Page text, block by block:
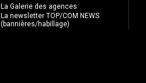
La Galerie des agences
La newsletter TOP/COM NEWS
(bannières/habillage)